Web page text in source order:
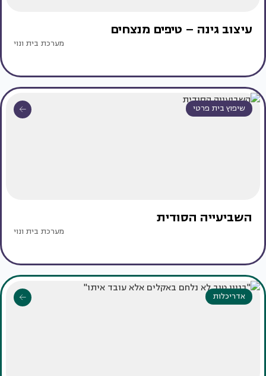
עיצוב גינה – טיפים מנצחים
מערכת בית ונוי
שיפוץ בית פרטי
השביעייה הסודית
מערכת בית ונוי
אדריכלות